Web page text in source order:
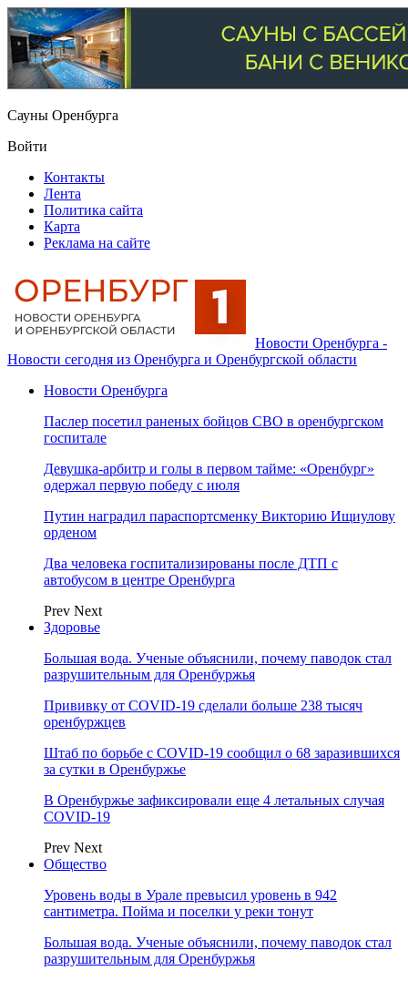
Сауны Оренбурга
Войти
Контакты
Лента
Политика сайта
Карта
Реклама на сайте
Новости Оренбурга -
Новости сегодня из Оренбурга и Оренбургской области
Новости Оренбурга
Паслер посетил раненых бойцов СВО в оренбургском
госпитале
Девушка-арбитр и голы в первом тайме: «Оренбург»
одержал первую победу с июля
Путин наградил параспортсменку Викторию Ищиулову
орденом
Два человека госпитализированы после ДТП с
автобусом в центре Оренбурга
Prev Next
Здоровье
Большая вода. Ученые объяснили, почему паводок стал
разрушительным для Оренбуржья
Прививку от COVID-19 сделали больше 238 тысяч
оренбуржцев
Штаб по борьбе с СOVID-19 сообщил о 68 заразившихся
за сутки в Оренбуржье
В Оренбуржье зафиксировали еще 4 летальных случая
COVID-19
Prev Next
Общество
Уровень воды в Урале превысил уровень в 942
сантиметра. Пойма и поселки у реки тонут
Большая вода. Ученые объяснили, почему паводок стал
разрушительным для Оренбуржья